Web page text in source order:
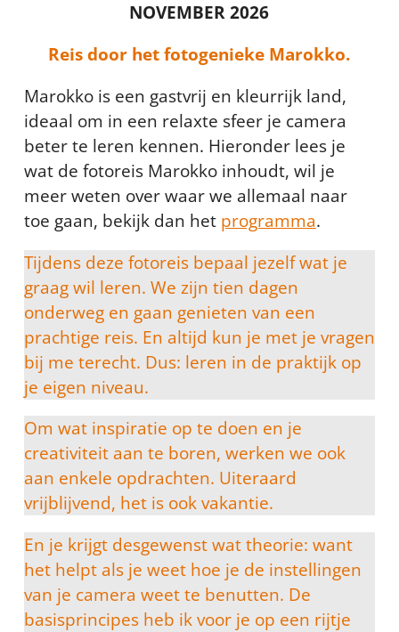
NOVEMBER 2026
Reis door het fotogenieke Marokko.
Marokko is een gastvrij en kleurrijk land,
ideaal om in een relaxte sfeer je camera
beter te leren kennen. Hieronder lees je
wat de fotoreis Marokko inhoudt, wil je
meer weten over waar we allemaal naar
toe gaan, bekijk dan het programma.
Tijdens deze fotoreis bepaal jezelf wat je
graag wil leren. We zijn tien dagen
onderweg en gaan genieten van een
prachtige reis. En altijd kun je met je vragen
bij me terecht. Dus: leren in de praktijk op
je eigen niveau.
Om wat inspiratie op te doen en je
creativiteit aan te boren, werken we ook
aan enkele opdrachten. Uiteraard
vrijblijvend, het is ook vakantie.
En je krijgt desgewenst wat theorie: want
het helpt als je weet hoe je de instellingen
van je camera weet te benutten. De
basisprincipes heb ik voor je op een rijtje